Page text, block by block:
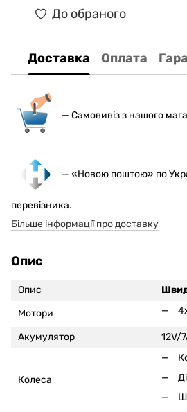
До обраного
Доставка Оплата
— Самовивіз з нашого
— «Новою поштою» по
перевізника.
Більше інформації про доставку
Опис
Опис
Мотори
Акумулятор 12V/
Колеса